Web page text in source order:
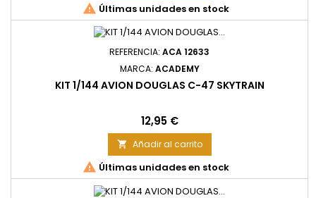
 Últimas unidades en stock
REFERENCIA: ACA 12633
MARCA: ACADEMY
KIT 1/144 AVION DOUGLAS C-47 SKYTRAIN
Precio
12,95 €
 Añadir al carrito
 Últimas unidades en stock